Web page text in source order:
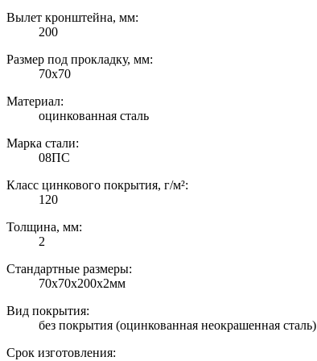
Вылет кронштейна, мм:
200
Размер под прокладку, мм:
70х70
Материал:
оцинкованная сталь
Марка стали:
08ПС
Класс цинкового покрытия, г/м²:
120
Толщина, мм:
2
Стандартные размеры:
70х70х200х2мм
Вид покрытия:
без покрытия (оцинкованная неокрашенная сталь)
Срок изготовления: